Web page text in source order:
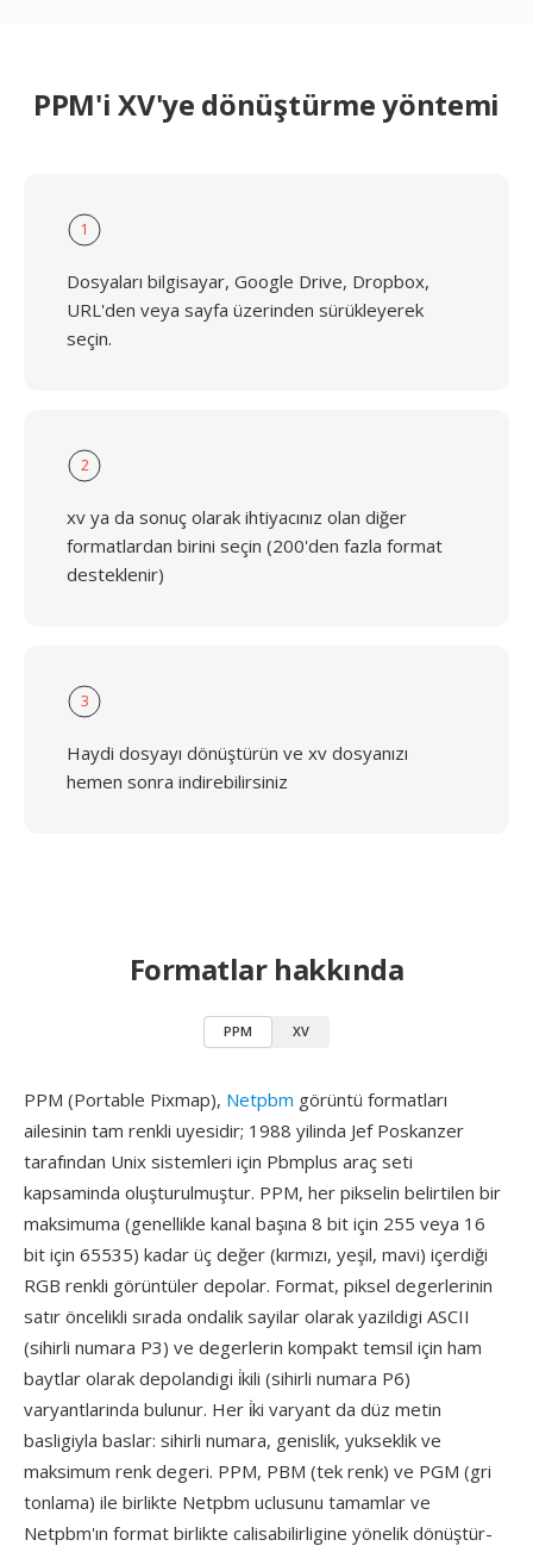
PPM'i XV'ye dönüştürme yöntemi
1
Dosyaları bilgisayar, Google Drive, Dropbox,
URL'den veya sayfa üzerinden sürükleyerek
seçin.
2
xv ya da sonuç olarak ihtiyacınız olan diğer
formatlardan birini seçin (200'den fazla format
desteklenir)
3
Haydi dosyayı dönüştürün ve xv dosyanızı
hemen sonra indirebilirsiniz
Formatlar hakkında
PPM XV
PPM (Portable Pixmap), Netpbm görüntü formatları
ailesinin tam renkli uyesidir; 1988 yilinda Jef Poskanzer
tarafından Unix sistemleri için Pbmplus araç seti
kapsaminda oluşturulmuştur. PPM, her pikselin belirtilen bir
maksimuma (genellikle kanal başına 8 bit için 255 veya 16
bit için 65535) kadar üç değer (kırmızı, yeşil, mavi) içerdiği
RGB renkli görüntüler depolar. Format, piksel degerlerinin
satır öncelikli sırada ondalik sayilar olarak yazildigi ASCII
(sihirli numara P3) ve degerlerin kompakt temsil için ham
baytlar olarak depolandigi i̇kili (sihirli numara P6)
varyantlarinda bulunur. Her i̇ki varyant da düz metin
basligiyla baslar: sihirli numara, genislik, yukseklik ve
maksimum renk degeri. PPM, PBM (tek renk) ve PGM (gri
tonlama) ile birlikte Netpbm uclusunu tamamlar ve
Netpbm'ın format birlikte calisabilirligine yönelik dönüştür-